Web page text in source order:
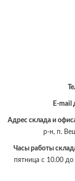
E-mail
Адрес склада и
р-н, п.
Часы работы
пятница с 10.00